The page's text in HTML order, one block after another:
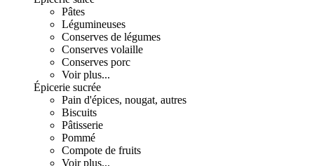
Pâtes
Légumineuses
Conserves de légumes
Conserves volaille
Conserves porc
Voir plus...
Épicerie sucrée
Pain d'épices, nougat, autres
Biscuits
Pâtisserie
Pommé
Compote de fruits
Voir plus...